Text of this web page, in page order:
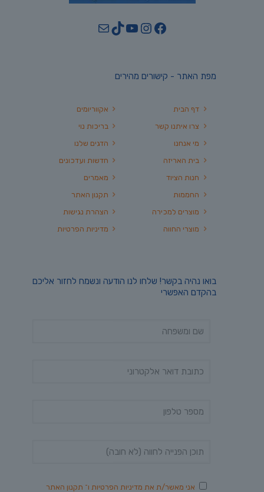
Facebook
Instagram
YouTube
TikTok
Mail
מפת האתר - קישורים מהירים
אקווריומים
בריכות נוי
הדגים שלנו
חדשות ועדכונים
מאמרים
תקנון האתר
הצהרת נגישות
מדיניות הפרטיות
דף הבית
צרו איתנו קשר
מי אנחנו
בית האריזה
חנות הציוד
החממות
מוצרים למכירה
מוצרי החווה
בואו נהיה בקשר! שלחו לנו הודעה ונשמח לחזור אליכם
בהקדם האפשרי
אני מאשר/ת את מדיניות הפרטיות ו־ תקנון האתר